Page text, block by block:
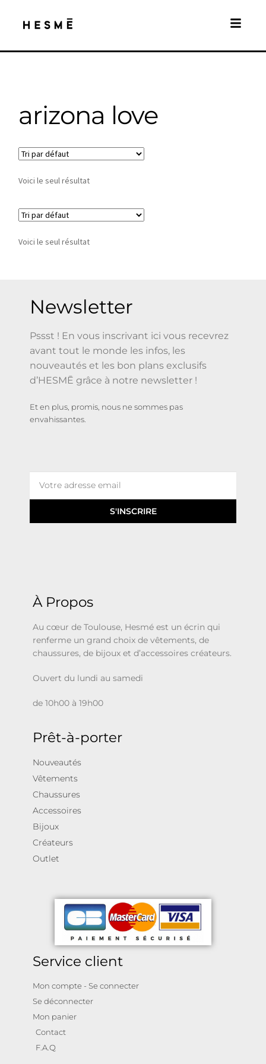
arizona love
Voici le seul résultat
Voici le seul résultat
Newsletter
Pssst ! En vous inscrivant ici vous recevrez
avant tout le monde les infos, les
nouveautés et les bon plans exclusifs
d’HESMĒ grâce à notre newsletter !
Et en plus, promis, nous ne sommes pas
envahissantes.
S'INSCRIRE
À Propos
Au cœur de Toulouse, Hesmé est un écrin qui
renferme un grand choix de vêtements, de
chaussures, de bijoux et d’accessoires créateurs.
Ouvert du lundi au samedi
de 10h00 à 19h00
Prêt-à-porter
Nouveautés
Vêtements
Chaussures
Accessoires
Bijoux
Créateurs
Outlet
Service client
Mon compte - Se connecter
Se déconnecter
Mon panier
Contact
F.A.Q